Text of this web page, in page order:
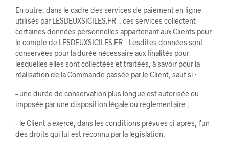
En outre, dans le cadre des services de paiement en ligne
utilisés par LESDEUXSICILES.FR , ces services collectent
certaines données personnelles appartenant aux Clients pour
le compte de LESDEUXSICILES.FR . Lesdites données sont
conservées pour la durée nécessaire aux finalités pour
lesquelles elles sont collectées et traitées, à savoir pour la
réalisation de la Commande passée par le Client, sauf si :
– une durée de conservation plus longue est autorisée ou
imposée par une disposition légale ou règlementaire ;
– le Client a exercé, dans les conditions prévues ci-après, l’un
des droits qui lui est reconnu par la législation.